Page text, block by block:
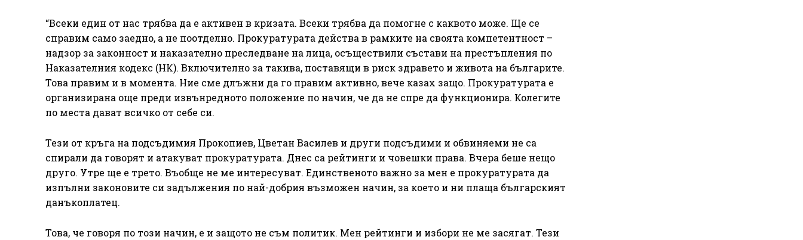
“Всеки един от нас трябва да е активен в кризата. Всеки трябва да помогне с каквото може. Ще се
справим само заедно, а не поотделно. Прокуратурата действа в рамките на своята компетентност –
надзор за законност и наказателно преследване на лица, осъществили състави на престъпления по
Наказателния кодекс (НК). Включително за такива, поставящи в риск здравето и живота на българите.
Това правим и в момента. Ние сме длъжни да го правим активно, вече казах защо. Прокуратурата е
организирана още преди извънредното положение по начин, че да не спре да функционира. Колегите
по места дават всичко от себе си.
Тези от кръга на подсъдимия Прокопиев, Цветан Василев и други подсъдими и обвиняеми не са
спирали да говорят и атакуват прокуратурата. Днес са рейтинги и човешки права. Вчера беше нещо
друго. Утре ще е трето. Въобще не ме интересуват. Единственото важно за мен е прокуратурата да
изпълни законовите си задължения по най-добрия възможен начин, за което и ни плаща българският
данъкоплатец.
Това, че говоря по този начин, е и защото не съм политик. Мен рейтинги и избори не ме засягат. Тези